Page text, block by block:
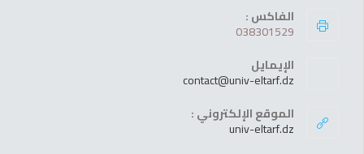
الفاكس :
038301529
الإيمايل
contact@univ-eltarf.dz
الموقع الإلكتروني :
univ-eltarf.dz